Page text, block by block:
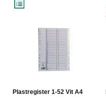
Plastregister 1-52 Vit A4